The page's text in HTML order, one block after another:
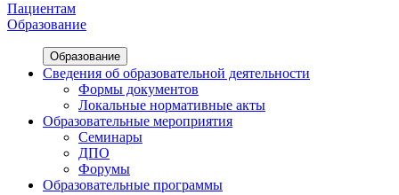
Пациентам
Образование
Образование
Сведения об образовательной деятельности
Формы документов
Локальные нормативные акты
Образовательные мероприятия
Семинары
ДПО
Форумы
Образовательные программы